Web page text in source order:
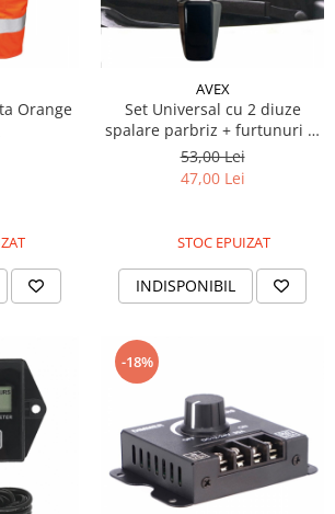
Orange
AVEX
Set Universal cu 2 diuze
spalare parbriz + furtunuri si
accesorii de montaj
53,00 Lei
47,00 Lei
STOC EPUIZAT
INDISPONIBIL
-18%